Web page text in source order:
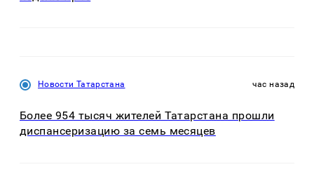
Новости Татарстана час назад
Более 954 тысяч жителей Татарстана прошли
диспансеризацию за семь месяцев